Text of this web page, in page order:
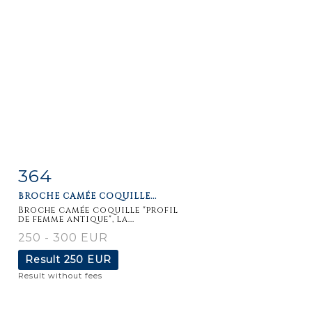
Item detail
364
BROCHE CAMÉE COQUILLE...
Broche camée coquille "profil
de femme antique", la...
250 - 300 EUR
Result 250 EUR
Result without fees